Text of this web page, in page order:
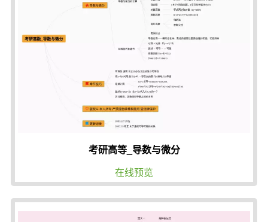
考研高等_导数与微分
在线预览